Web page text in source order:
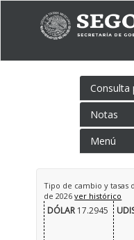
Consulta
Notas
Menú
Tipo de cambio y tasas
de 2026ver histórico
DÓLAR17.2945